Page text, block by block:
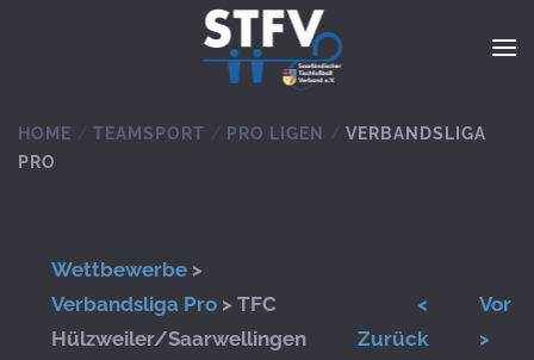
Zum Hauptinhalt springen
HOME TEAMSPORT PRO LIGEN
VERBANDSLIGA
PRO
Wettbewerbe >
Verbandsliga Pro > TFC
Hülzweiler/Saarwellingen
<
Zurück
Vor
>